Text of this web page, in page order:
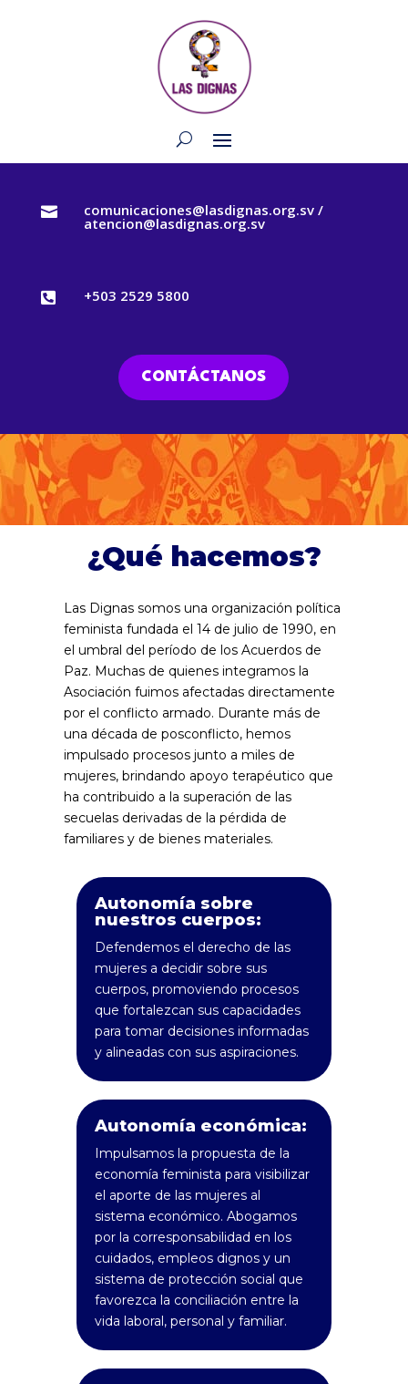
 comunicaciones@lasdignas.org.sv /
atencion@lasdignas.org.sv
 +503 2529 5800
CONTÁCTANOS
¿Qué hacemos?
Las Dignas somos una organización política
feminista fundada el 14 de julio de 1990, en
el umbral del período de los Acuerdos de
Paz. Muchas de quienes integramos la
Asociación fuimos afectadas directamente
por el conflicto armado. Durante más de
una década de posconflicto, hemos
impulsado procesos junto a miles de
mujeres, brindando apoyo terapéutico que
ha contribuido a la superación de las
secuelas derivadas de la pérdida de
familiares y de bienes materiales.
Autonomía sobre
nuestros cuerpos:
Defendemos el derecho de las
mujeres a decidir sobre sus
cuerpos, promoviendo procesos
que fortalezcan sus capacidades
para tomar decisiones informadas
y alineadas con sus aspiraciones.
Autonomía económica:
Impulsamos la propuesta de la
economía feminista para visibilizar
el aporte de las mujeres al
sistema económico. Abogamos
por la corresponsabilidad en los
cuidados, empleos dignos y un
sistema de protección social que
favorezca la conciliación entre la
vida laboral, personal y familiar.